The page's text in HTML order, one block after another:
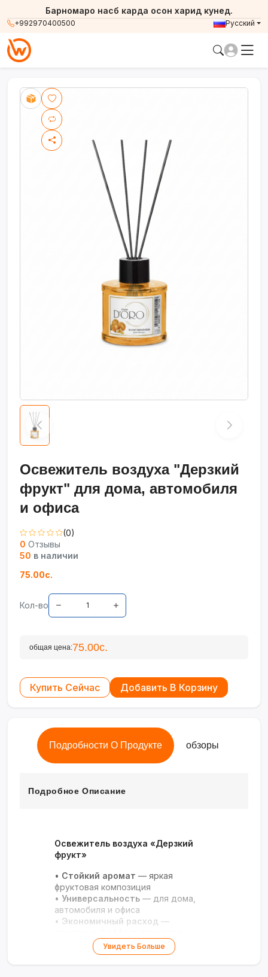
+992970400500
Барномаро насб карда осон харид кунед.
Русский
Освежитель воздуха "Дерзкий
фрукт" для дома, автомобиля
и офиса
(0)
0 Отзывы
50 в наличии
75.00с.
Кол-во
общая цена:75.00с.
Купить Сейчас Добавить В Корзину
Подробности О Продукте обзоры
Подробное Описание
Освежитель воздуха «Дерзкий
фрукт»
• Стойкий аромат — яркая
фруктовая композиция
• Универсальность — для дома,
автомобиля и офиса
• Экономичный расход —
Удобный формат — компактный
флакон с распылителем
Увидеть Больше